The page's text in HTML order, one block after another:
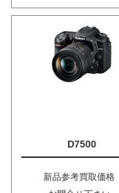
D7500
新品参考買取価格